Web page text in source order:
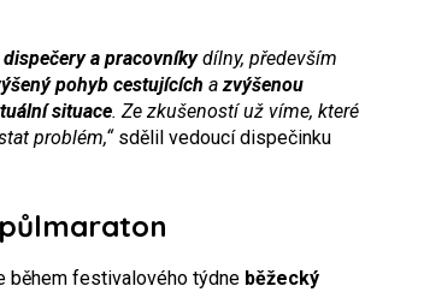
a pracovníkydílny, především
pohyb cestujících azvýšenou
situace. Ze zkušeností už víme, které
problém,“sdělil vedoucí dispečinku
během festivalového týdne běžecký